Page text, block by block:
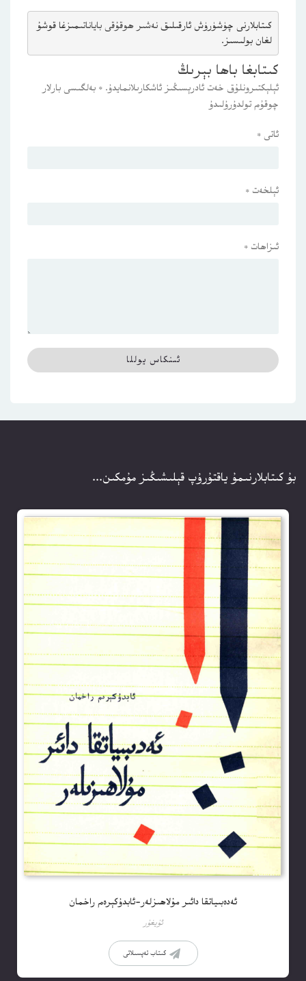
كىتابلارنى چۈشۈرۈش ئارقىلىق نەشىر ھوقۇقى باياناتىمىزغا قوشۇ
لغان بولىسىز.
كىتابغا باھا بېرىڭ
ئېلېكتىرونلۇق خەت ئادرېسىڭىز ئاشكارىلانمايدۇ. * بەلگىسى بارلار
چوقۇم تولدۇرۇلىدۇ
ئاتى *
ئېلخەت *
ئىزاھات *
بۇ كىتابلارنىمۇ ياقتۇرۇپ قېلىشىڭىز مۇمكىن...
ئەدەبىياتقا دائىر مۇلاھىزلەر-ئابدۇكېرەم راخمان
ئۇيغۇر
كىتاب تەپسىلاتى